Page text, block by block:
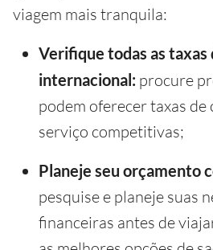
viagem mais tranquila:
Verifique todas as taxas
internacional: procure
podem oferecer taxas
serviço competitivas;
Planeje seu orçamento
pesquise e planeje suas
financeiras antes de